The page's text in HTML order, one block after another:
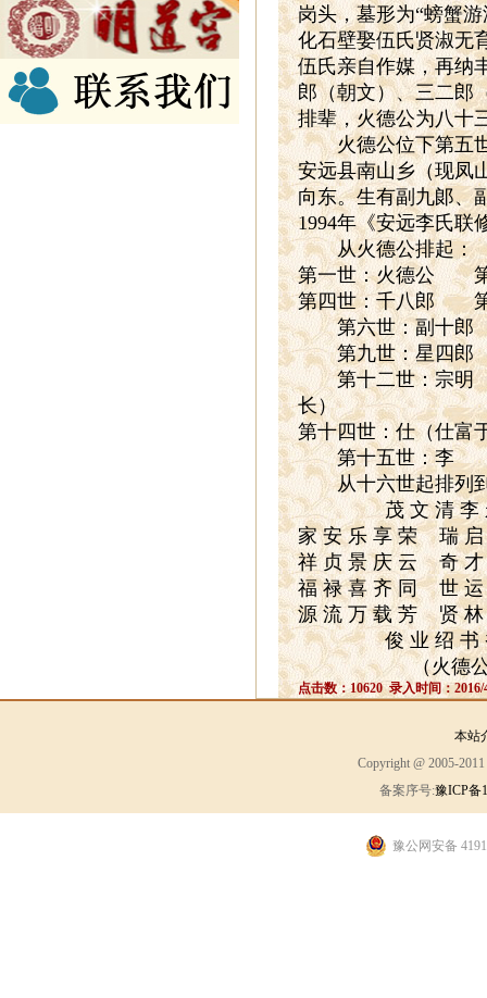
岗头，墓形为“螃蟹游
化石壁娶伍氏贤淑无
伍氏亲自作媒，再纳
郎（朝文）、三二郎
排辈，火德公为八十
火德公位下第五世
安远县南山乡（现凤
向东。生有副九郞、
1994年《安远李氏联
从火德公排起：
第一世：火德公
第四世：千八郎 第
第六世：副十郎
第九世：星四郎
第十二世：宗明 第
长）
第十四世：仕（仕富
第十五世：李
从十六世起排列
茂 文 清 李
家 安 乐 享 荣 瑞 启
祥 贞 景 庆 云 奇 才
福 禄 喜 齐 同 世 运
源 流 万 载 芳 贤 林
俊 业 绍 书
（火德
点击数：10620 录入时间：2016/
本站
Copyright @ 2005-
备案序号:豫ICP备
豫公网安备